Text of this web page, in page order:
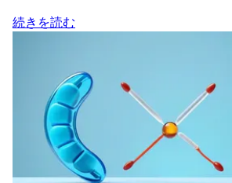
続きを読む